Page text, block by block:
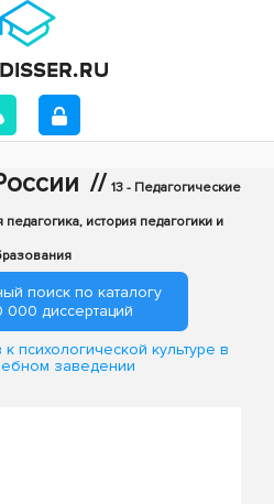
// 13 - Педагогические
история педагогики и
поиск по каталогу
диссертаций
психологической культуре в
заведении